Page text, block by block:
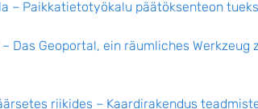
– Paikkatietotyökalu päätöksenteon
Das Geoportal, ein räumliches
riikides – Kaardirakendus